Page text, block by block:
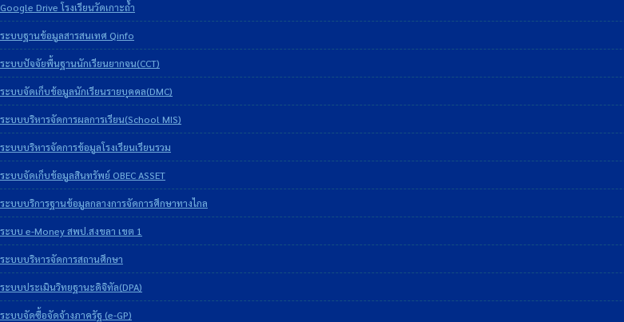
Google Drive โรงเรียนวัดเกาะถ้ำ
ระบบฐานข้อมูลสารสนเทศ Qinfo
ระบบปัจจัยพื้นฐานนักเรียนยากจน(CCT)
ระบบจัดเก็บข้อมูลนักเรียนรายบุคคล(DMC)
ระบบบริหารจัดการผลการเรียน(School MIS)
ระบบบริหารจัดการข้อมูลโรงเรียนเรียนรวม
ระบบจัดเก็บข้อมูลสินทรัพย์ OBEC ASSET
ระบบบริการฐานข้อมูลกลางการจัดการศึกษาทางไกล
ระบบ e-Money สพป.สงขลา เขต 1
ระบบบริหารจัดการสถานศึกษา
ระบบประเมินวิทยฐานะดิจิทัล(DPA)
ระบบจัดซื้อจัดจ้างภาครัฐ (e-GP)